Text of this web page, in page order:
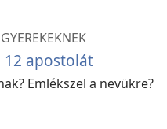
12 apostolát
Emlékszel a nevükre?